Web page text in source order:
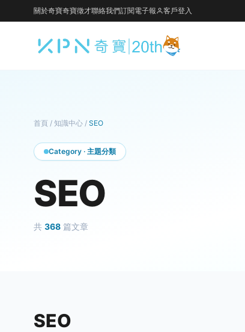
關於奇寶奇寶徵才聯絡我們訂閱電子報 客戶登入
首頁 / 知識中心 / SEO
Category · 主題分類
SEO
共 368 篇文章
SEO